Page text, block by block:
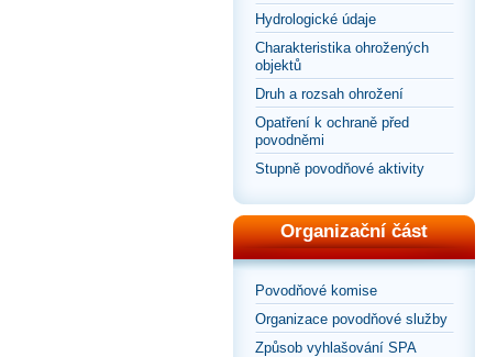
Hydrologické údaje
Charakteristika ohrožených
objektů
Druh a rozsah ohrožení
Opatření k ochraně před
povodněmi
Stupně povodňové aktivity
Organizační část
Povodňové komise
Organizace povodňové služby
Způsob vyhlašování SPA